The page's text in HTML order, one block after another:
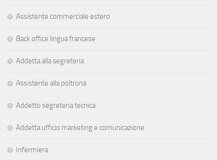
Assistente commerciale estero
Back office lingua francese
Addetta alla segreteria
Assistente alla poltrona
Addetto segreteria tecnica
Addetta ufficio marketing e comunicazione
Infermiera